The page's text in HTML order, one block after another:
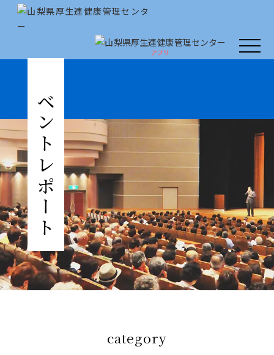
アプリ
アプリ
厚生連の外来診療
がん教育
健康教室
イベント
健康情報
厚生連について
イベントレポート
category